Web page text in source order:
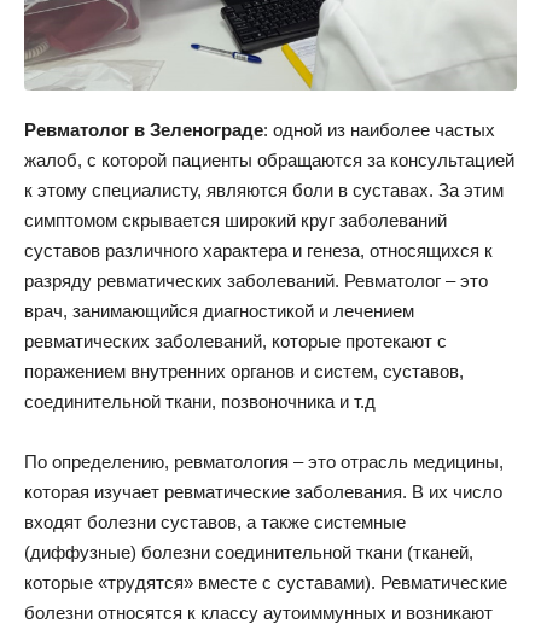
Ревматолог в Зеленограде: одной из наиболее частых
жалоб, с которой пациенты обращаются за консультацией
к этому специалисту, являются боли в суставах. За этим
симптомом скрывается широкий круг заболеваний
суставов различного характера и генеза, относящихся к
разряду ревматических заболеваний. Ревматолог – это
врач, занимающийся диагностикой и лечением
ревматических заболеваний, которые протекают с
поражением внутренних органов и систем, суставов,
соединительной ткани, позвоночника и т.д
По определению, ревматология – это отрасль медицины,
которая изучает ревматические заболевания. В их число
входят болезни суставов, а также системные
(диффузные) болезни соединительной ткани (тканей,
которые «трудятся» вместе с суставами). Ревматические
болезни относятся к классу аутоиммунных и возникают